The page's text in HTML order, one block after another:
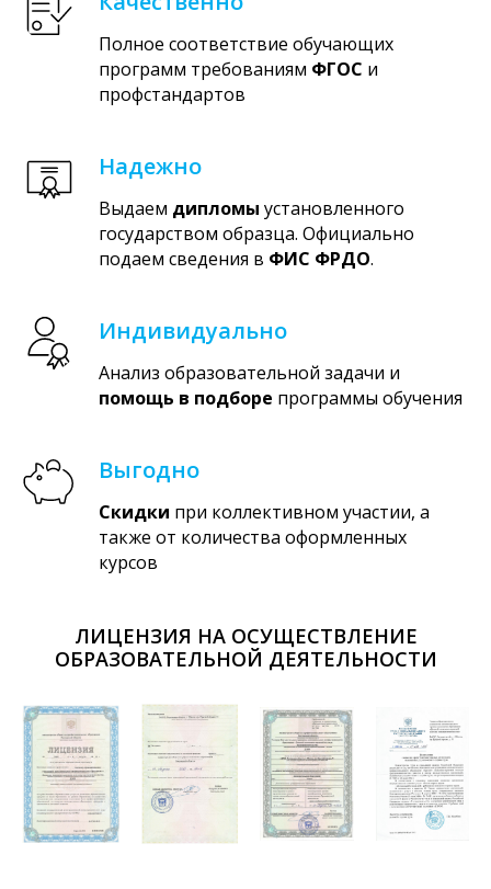
Полное соответствие обучающих
программ требованиям ФГОС и
профстандартов
Надежно
Выдаем дипломы установленного
государством образца. Официально
подаем сведения в ФИС ФРДО.
Индивидуально
Анализ образовательной задачи и
помощь в подборе программы обучения
Выгодно
Скидки при коллективном участии, а
также от количества оформленных
курсов
ЛИЦЕНЗИЯ НА ОСУЩЕСТВЛЕНИЕ
ОБРАЗОВАТЕЛЬНОЙ ДЕЯТЕЛЬНОСТИ